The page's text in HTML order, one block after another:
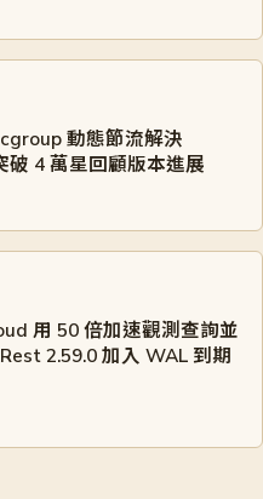
動態節流解決
破 4 萬星回顧版本進展
用 50 倍加速觀測查詢並
2.59.0 加入 WAL 到期